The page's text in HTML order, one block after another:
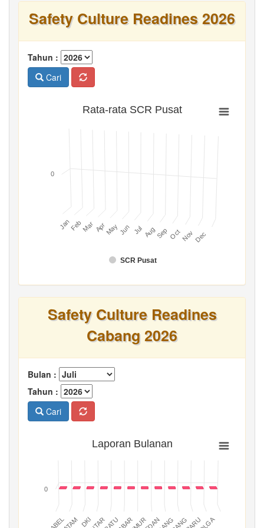
Safety Culture Readines 2026
Tahun :
Cari
Rata-rata SCR Pusat
SCR Pusat
JanFebMar AprMay Jun Jul AugSep OctNovDec
0
Safety Culture Readines
Cabang 2026
Bulan :
Tahun :
Cari
Laporan Bulanan
DKI
0